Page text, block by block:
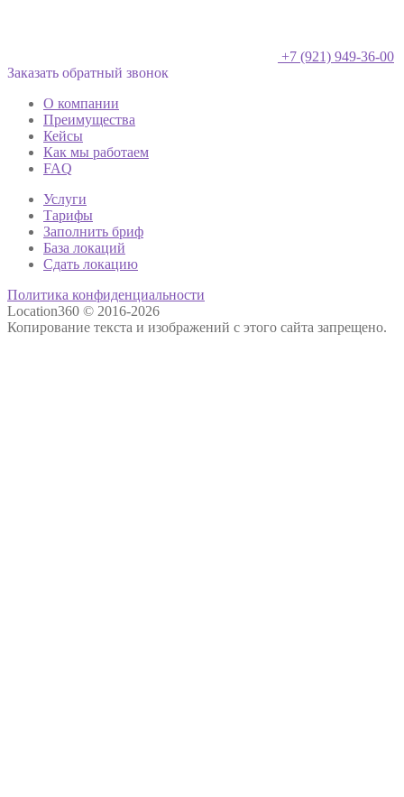
+7 (921) 949-36-00
Заказать обратный звонок
О компании
Преимущества
Кейсы
Как мы работаем
FAQ
Услуги
Тарифы
Заполнить бриф
База локаций
Сдать локацию
Политика конфиденциальности
Location360 © 2016-2026
Копирование текста и изображений с этого сайта запрещено.